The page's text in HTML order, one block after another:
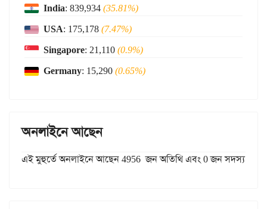
India: 839,934(35.81%)
USA: 175,178(7.47%)
Singapore: 21,110(0.9%)
Germany: 15,290(0.65%)
অনলাইনে আছেন
এই মুহুর্তে অনলাইনে আছেন 4956 জন অতিথি এবং 0 জন সদস্য